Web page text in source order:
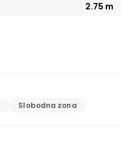
2.75 m
Slobodna zona